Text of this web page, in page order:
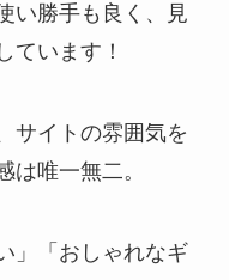
い勝手も良く、見
ています！
サイトの雰囲気を
は唯一無二。
」「おしゃれなギ